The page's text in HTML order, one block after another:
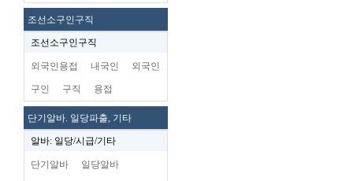
조선소구인구직
조선소구인구직
외국인용접 내국인 외국인
구인 구직 용접
단기알바. 일당파출, 기타
알바: 일당/시급/기타
단기알바 일당알바